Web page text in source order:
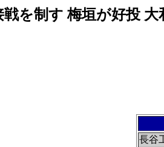
を制す 梅垣が好投
長谷